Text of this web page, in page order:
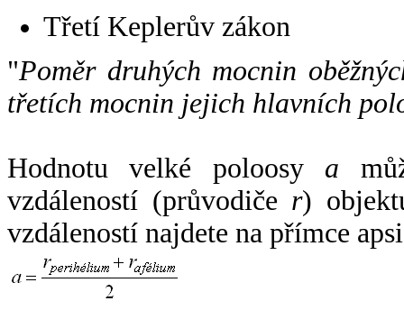
Třetí Keplerův zákon
"Poměr druhých mocnin
třetích mocnin jejich hlavních
Hodnotu velké poloosy a
vzdáleností (průvodiče r)
vzdáleností najdete na přímce